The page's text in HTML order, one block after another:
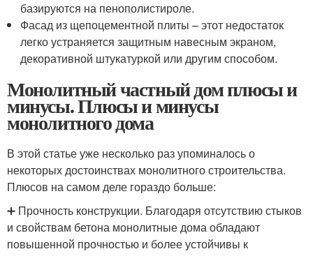
базируются на пенополистироле.
Фасад из щепоцементной плиты – этот недостаток
легко устраняется защитным навесным экраном,
декоративной штукатуркой или другим способом.
Монолитный частный дом плюсы и
минусы. Плюсы и минусы
монолитного дома
В этой статье уже несколько раз упоминалось о
некоторых достоинствах монолитного строительства.
Плюсов на самом деле гораздо больше:
➕ Прочность конструкции. Благодаря отсутствию стыков
и свойствам бетона монолитные дома обладают
повышенной прочностью и более устойчивы к